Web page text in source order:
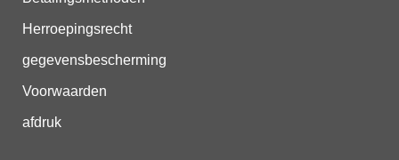
Herroepingsrecht
gegevensbescherming
Voorwaarden
afdruk